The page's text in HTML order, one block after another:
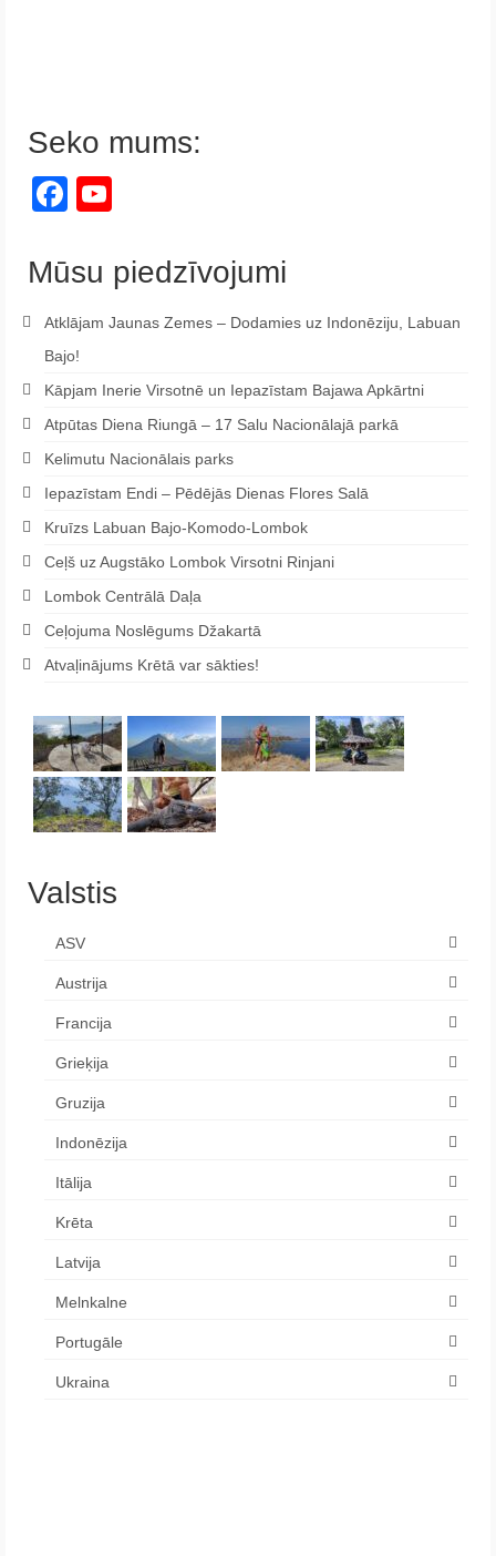
Seko mums:
Facebook
Mūsu piedzīvojumi
Atklājam Jaunas Zemes – Dodamies uz Indonēziju, Labuan
Bajo!
Kāpjam Inerie Virsotnē un Iepazīstam Bajawa Apkārtni
Atpūtas Diena Riungā – 17 Salu Nacionālajā parkā
Kelimutu Nacionālais parks
Iepazīstam Endi – Pēdējās Dienas Flores Salā
Kruīzs Labuan Bajo-Komodo-Lombok
Ceļš uz Augstāko Lombok Virsotni Rinjani
Lombok Centrālā Daļa
Ceļojuma Noslēgums Džakartā
Atvaļinājums Krētā var sākties!
Valstis
ASV
Austrija
Francija
Grieķija
Gruzija
Indonēzija
Itālija
Krēta
Latvija
Melnkalne
Portugāle
Ukraina